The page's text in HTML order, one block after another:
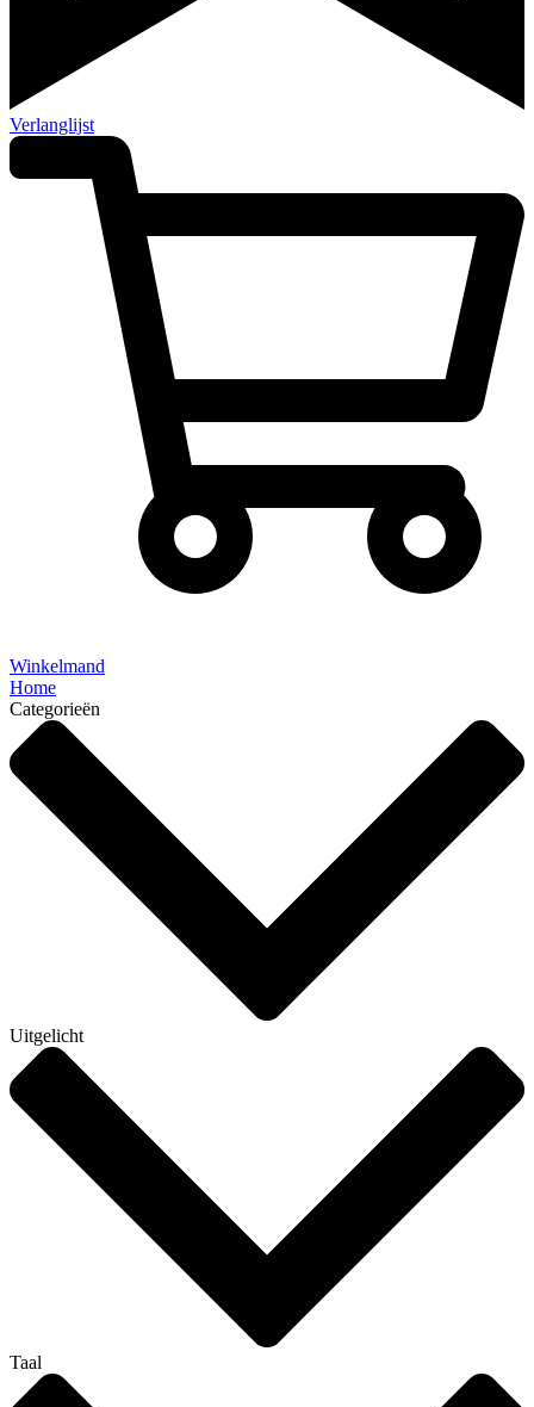
Verlanglijst
Winkelmand
Home
Categorieën
Uitgelicht
Taal